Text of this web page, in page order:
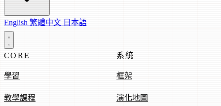
English 繁體中文 日本語
CORE
學習
教學課程
系統
框架
演化地圖